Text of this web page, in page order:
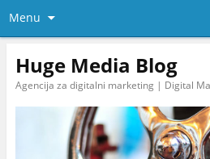
Menu
Huge Media Blog
Agencija za digitalni marketing | Digital